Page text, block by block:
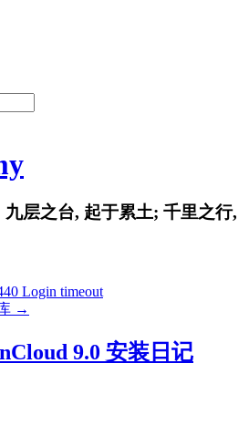
层之台, 起于累土; 千里之行,
Login timeout
→
9.0 安装日记